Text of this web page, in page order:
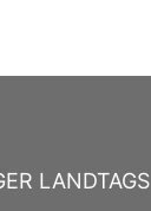
LANDTAGS